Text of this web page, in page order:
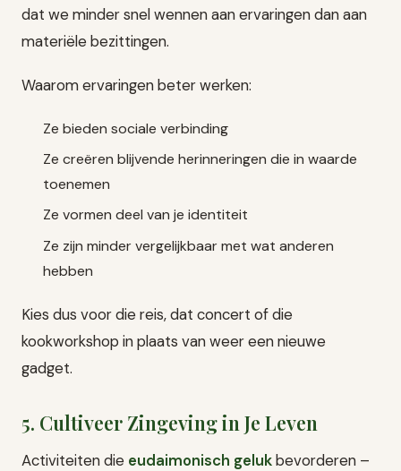
dat we minder snel wennen aan ervaringen dan aan
materiële bezittingen.
Waarom ervaringen beter werken:
Ze bieden sociale verbinding
Ze creëren blijvende herinneringen die in waarde
toenemen
Ze vormen deel van je identiteit
Ze zijn minder vergelijkbaar met wat anderen
hebben
Kies dus voor die reis, dat concert of die
kookworkshop in plaats van weer een nieuwe
gadget.
5. Cultiveer Zingeving in Je Leven
Activiteiten die eudaimonisch gelukbevorderen –